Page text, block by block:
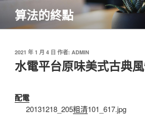
主
算法的終點
發
於
2021 年 1 月 4 日 作者: ADMIN
水電平台原味美式古典
配電
20131218_205粗清101_617.jpg